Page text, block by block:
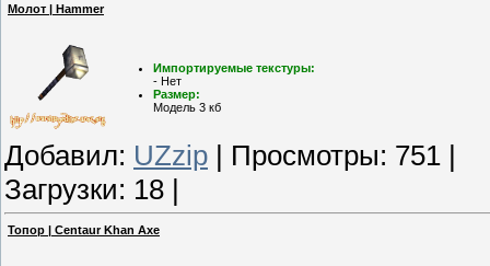
Молот | Hammer
Импортируемые текстуры:
- Нет
Размер:
Модель 3 кб
Добавил: UZzip | Просмотры: 751 |
Загрузки: 18 |
Топор | Centaur Khan Axe